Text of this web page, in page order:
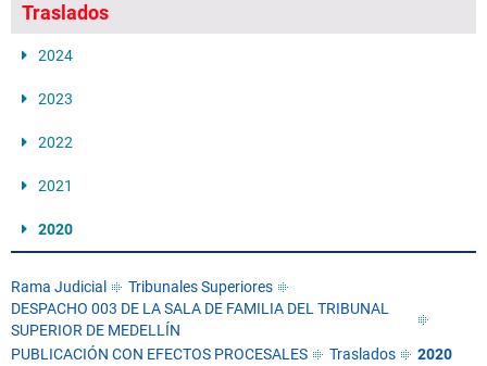
Traslados
2024
2023
2022
2021
2020
Rama Judicial
Tribunales Superiores
DESPACHO 003 DE LA SALA DE FAMILIA DEL TRIBUNAL
SUPERIOR DE MEDELLÍN
PUBLICACIÓN CON EFECTOS PROCESALES
Traslados 2020